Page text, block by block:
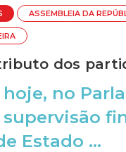
ASSEMBLEIA DA
dos
hoje, no
Estado ...